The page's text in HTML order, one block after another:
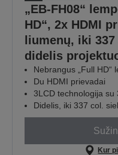
„EB-FH08“
HD“, 2x HDMI
liumenų, iki
didelis
Nebrangus „Full HD“
Du HDMI prievadai
3LCD technologija su
Didelis, iki 337 col.
Kur